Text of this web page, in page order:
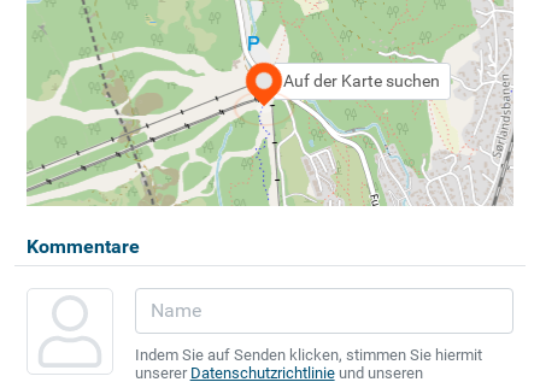
Auf der Karte suchen
Kommentare
Indem Sie auf Senden klicken, stimmen Sie hiermit
unserer Datenschutzrichtlinieund unseren